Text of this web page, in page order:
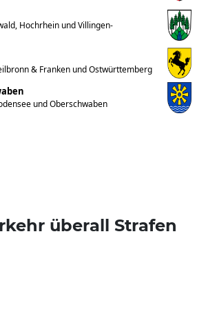
Hochrhein und Villingen-
& Franken und Ostwürttemberg
und Oberschwaben
überall Strafen